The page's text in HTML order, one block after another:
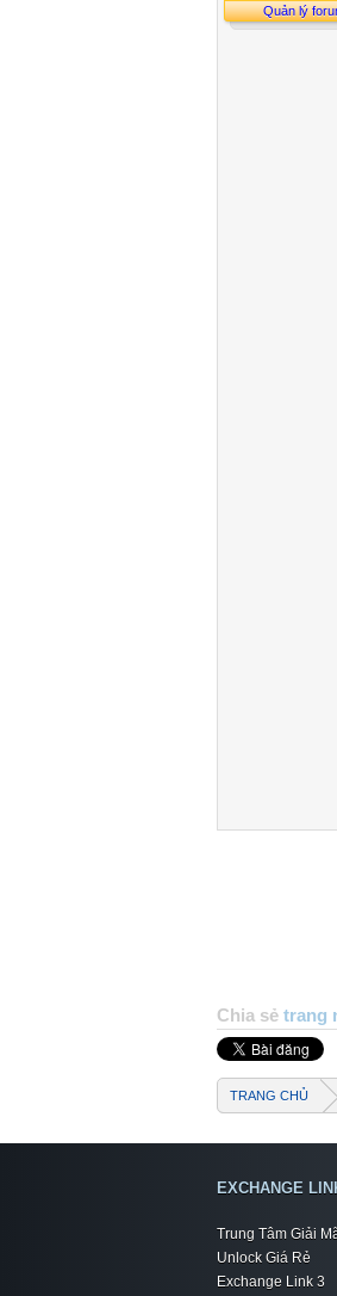
Quản lý
Chia sẻ trang
TRANG CHỦ
EXCHANGE
Trung Tâm Giải
Unlock Giá Rẻ
Exchange Link 3